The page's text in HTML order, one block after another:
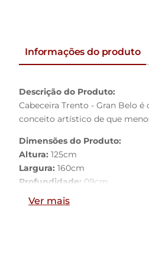
Informações do produto
Descrição do Produto:
Cabeceira Trento - Gran Belo
conceito artístico de que
Dimensões do Produto:
Altura: 125cm
Largura: 160cm
Profundidade: 09cm
Características do Produto:
Ver mais